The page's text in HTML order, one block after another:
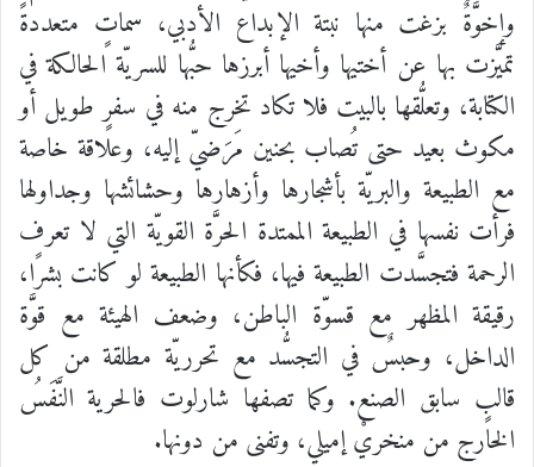
وإخوَّةٌ بزغت منها نبتة الإبداع الأدبي، سماتٍ متعددةً
تميَّزت بها عن أختيها وأخيها أبرزها حبُّها للسريّة الحالكة في
الكتابة، وتعلُّقها بالبيت فلا تكاد تخرج منه في سفرٍ طويل أو
مكوث بعيد حتى تُصاب بحنين مَرَضيّ إليه، وعلاقة خاصة
مع الطبيعة والبريّة بأشجارها وأزهارها وحشائشها وجداولها
فرأت نفسها في الطبيعة الممتدة الحرَّة القويّة التي لا تعرف
الرحمة فتجسَّدت الطبيعة فيها، فكأنها الطبيعة لو كانت بشرًا،
رقيقة المظهر مع قسوّة الباطن، وضعف الهيئة مع قوَّة
الداخل، وحبسٌ في التجسُّد مع تحرريّة مطلقة من كل
قالبٍ سابق الصنع. وكما تصفها شارلوت فالحرية النَّفَسُ
الخارج من منخريْإميلي، وتفنى من دونها.